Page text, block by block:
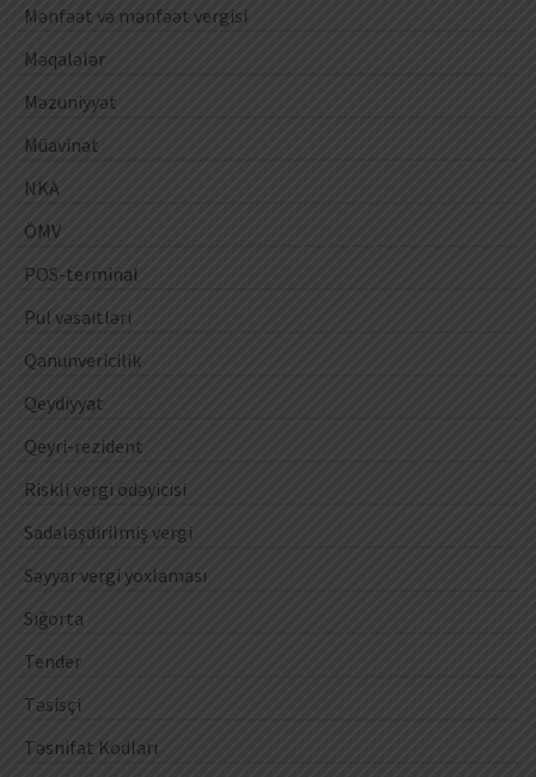
Mənfəət və mənfəət vergisi
Məqalələr
Məzuniyyət
Müavinət
NKA
ÖMV
POS-terminal
Pul vəsaitləri
Qanunvericilik
Qeydiyyat
Qeyri-rezident
Riskli vergi ödəyicisi
Sadələşdirilmiş vergi
Səyyar vergi yoxlaması
Sığorta
Tender
Təsisçi
Təsnifat Kodları